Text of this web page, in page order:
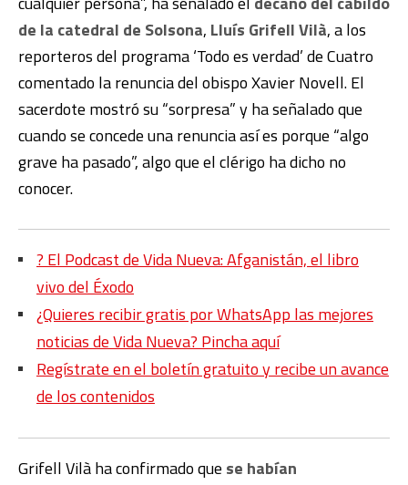
de la catedral de Solsona, Lluís Grifell Vilà, a los
reporteros del programa ‘Todo es verdad’ de Cuatro
comentado la renuncia del obispo Xavier Novell. El
sacerdote mostró su “sorpresa” y ha señalado que
cuando se concede una renuncia así es porque “algo
grave ha pasado”, algo que el clérigo ha dicho no
conocer.
?️ El Podcast de Vida Nueva: Afganistán, el libro
vivo del Éxodo
¿Quieres recibir gratis por WhatsApp las mejores
noticias de Vida Nueva? Pincha aquí
Regístrate en el boletín gratuito y recibe un avance
de los contenidos
Grifell Vilà ha confirmado que se habían